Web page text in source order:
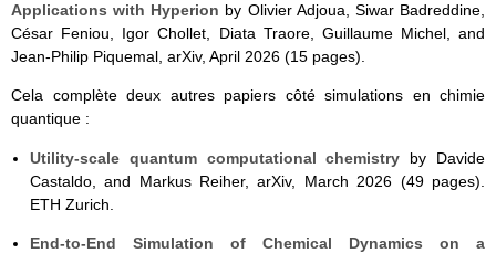
Applications with Hyperion by Olivier Adjoua, Siwar Badreddine,
César Feniou, Igor Chollet, Diata Traore, Guillaume Michel, and
Jean-Philip Piquemal, arXiv, April 2026 (15 pages).
Cela complète deux autres papiers côté simulations en chimie
quantique :
Utility-scale quantum computational chemistry by Davide
Castaldo, and Markus Reiher, arXiv, March 2026 (49 pages).
ETH Zurich.
End-to-End Simulation of Chemical Dynamics on a